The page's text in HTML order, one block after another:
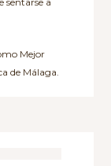
Mejor
de Málaga.